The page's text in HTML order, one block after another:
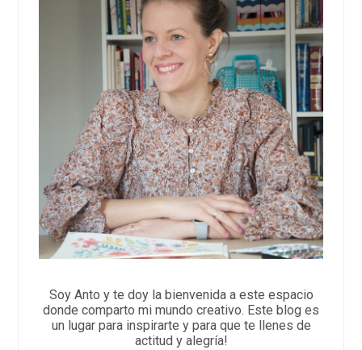
Soy Anto y te doy la bienvenida a este espacio
donde comparto mi mundo creativo. Este blog es
un lugar para inspirarte y para que te llenes de
actitud y alegría!